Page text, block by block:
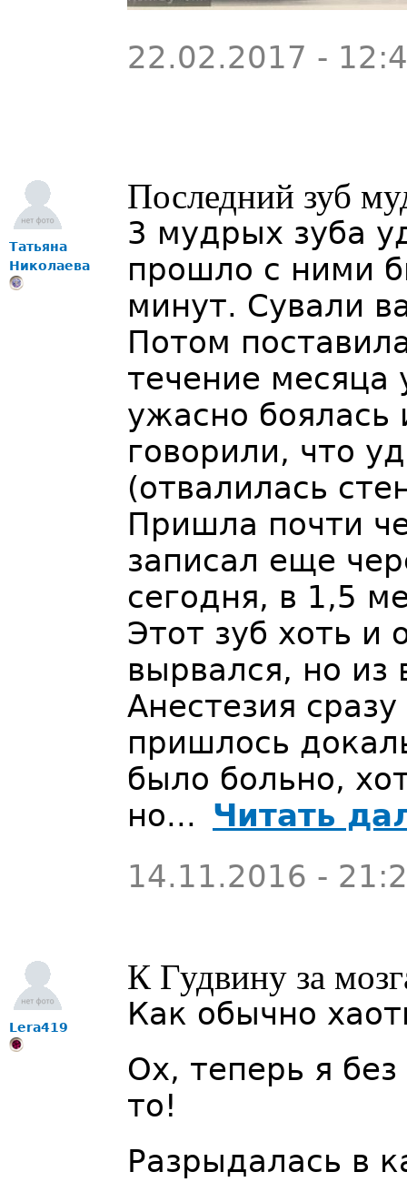
22.02.2017 -
Татьяна
Николаева
Последний зуб
3 мудрых зуба
прошло с ними
минут. Сували
Потом
течение месяца
ужасно боялась
говорили, что
(отвалилась
Пришла почти
записал еще
сегодня, в 1,5
Этот зуб хоть и
вырвался, но
Анестезия
пришлось
было больно,
но... Читать
14.11.2016 -
Lera419
К Гудвину за
Как обычно
Ох, теперь я
то!
Разрыдалась в